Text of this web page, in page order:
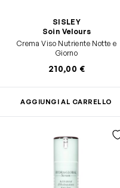
SISLEY
Soin Velours
Crema Viso Nutriente Notte e
Giorno
210,00 €
AGGIUNGI AL CARRELLO